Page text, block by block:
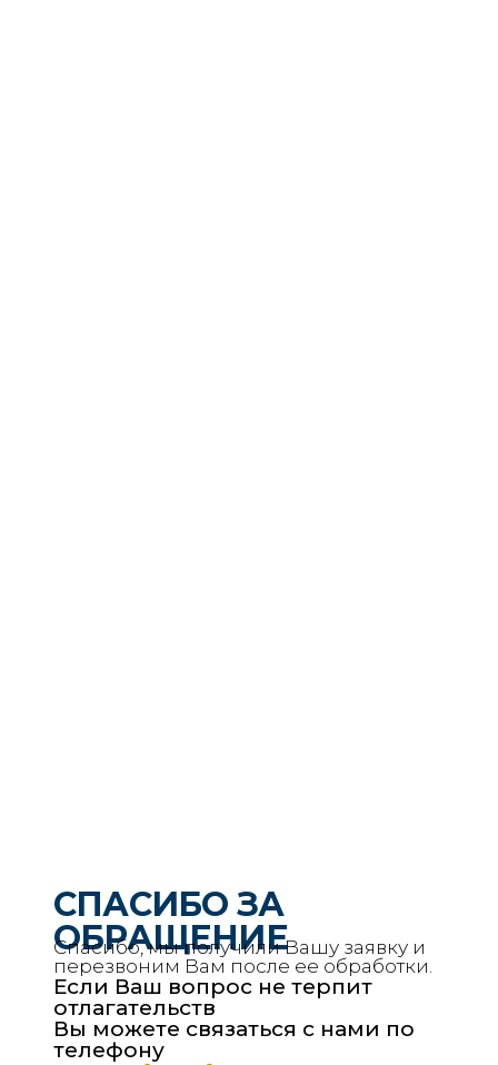
СПАСИБО ЗА
ОБРАЩЕНИЕ
Спасибо, мы получили Вашу заявку и
перезвоним Вам после ее обработки.
Если Ваш вопрос не терпит
отлагательств
Вы можете связаться с нами по
телефону